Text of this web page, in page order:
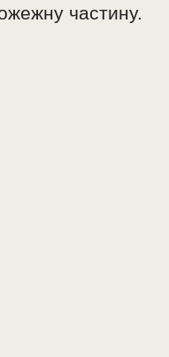
частину.